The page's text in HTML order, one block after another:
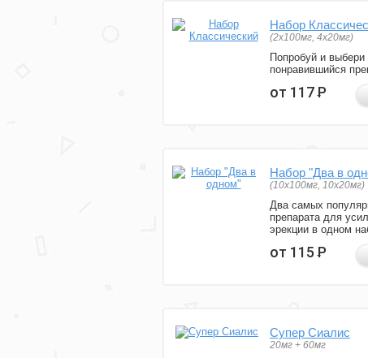
Набор
(2x100мг, 4x20мг)
Попробуй и выбери
понравившийся
от 117Р
Набор "Два в
(10x100мг, 10x20мг)
Два самых
препарата для
эрекции в одном
от 115Р
Супер Сиалис
20мг + 60мг